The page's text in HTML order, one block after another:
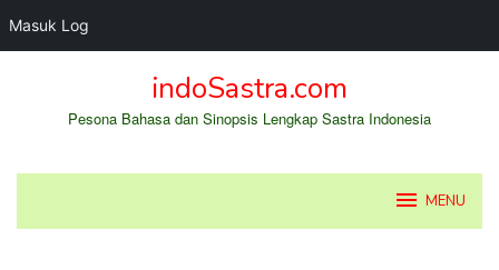
Masuk Log
indoSastra.com
Pesona Bahasa dan Sinopsis Lengkap Sastra Indonesia
MENU